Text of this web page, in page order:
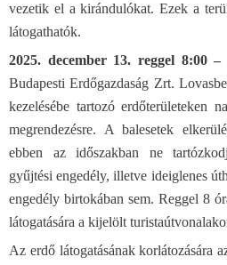
vezetik el a kirándulókat. Ezek a
látogathatók.
2025. december 13. reggel 8:00 –
Budapesti Erdőgazdaság Zrt.
kezelésébe tartozó erdőterületeken
megrendezésre. A balesetek
ebben az időszakban ne
gyűjtési engedély, illetve ideiglenes
engedély birtokában sem. Reggel 8
látogatására a kijelölt
Az erdő látogatásának korlátozására